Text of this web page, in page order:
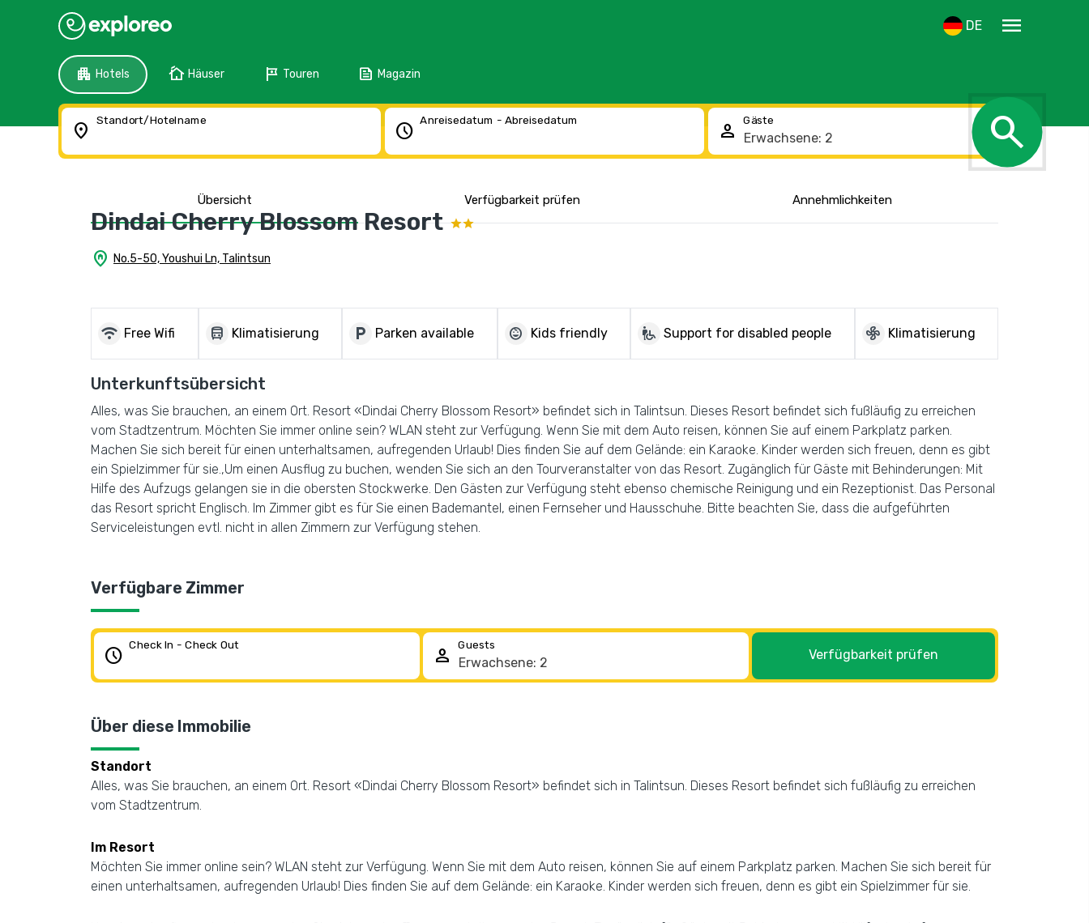
DE menu
apartment Hotels cottage Häuser tour Touren feed Magazin
location_on Standort/Hotelname schedule Anreisedatum - Abreisedatum person Gäste search
Übersicht Verfügbarkeit prüfen Annehmlichkeiten
Dindai Cherry Blossom Resort
home_pin No.5-50, Youshui Ln, Talintsun
anzeigen
wifi Free Wifi directions_bus Klimatisierung local_parking Parken available child_care Kids friendly wheelchair_pickup Support for disabled people mode_fan Klimatisierung
Unterkunftsübersicht
Alles, was Sie brauchen, an einem Ort. Resort «Dindai Cherry Blossom Resort» befindet sich in Talintsun. Dieses Resort befindet sich fußläufig zu erreichen
vom Stadtzentrum. Möchten Sie immer online sein? WLAN steht zur Verfügung. Wenn Sie mit dem Auto reisen, können Sie auf einem Parkplatz parken.
Machen Sie sich bereit für einen unterhaltsamen, aufregenden Urlaub! Dies finden Sie auf dem Gelände: ein Karaoke. Kinder werden sich freuen, denn es gibt
ein Spielzimmer für sie.,Um einen Ausflug zu buchen, wenden Sie sich an den Tourveranstalter von das Resort. Zugänglich für Gäste mit Behinderungen: Mit
Hilfe des Aufzugs gelangen sie in die obersten Stockwerke. Den Gästen zur Verfügung steht ebenso chemische Reinigung und ein Rezeptionist. Das Personal
das Resort spricht Englisch. Im Zimmer gibt es für Sie einen Bademantel, einen Fernseher und Hausschuhe. Bitte beachten Sie, dass die aufgeführten
Serviceleistungen evtl. nicht in allen Zimmern zur Verfügung stehen.
Verfügbare Zimmer
schedule Check In - Check Out person Guests
Verfügbarkeit prüfen
Über diese Immobilie
Standort
Alles, was Sie brauchen, an einem Ort. Resort «Dindai Cherry Blossom Resort» befindet sich in Talintsun. Dieses Resort befindet sich fußläufig zu erreichen
vom Stadtzentrum.
Im Resort
Möchten Sie immer online sein? WLAN steht zur Verfügung. Wenn Sie mit dem Auto reisen, können Sie auf einem Parkplatz parken. Machen Sie sich bereit für
einen unterhaltsamen, aufregenden Urlaub! Dies finden Sie auf dem Gelände: ein Karaoke. Kinder werden sich freuen, denn es gibt ein Spielzimmer für sie.